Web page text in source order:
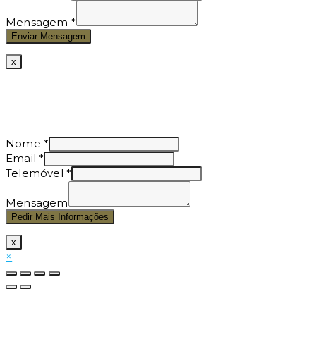
Mensagem *
Enviar Mensagem
x
Nome *
Email*
Telemóvel *
Mensagem
Pedir Mais Informações
x
×